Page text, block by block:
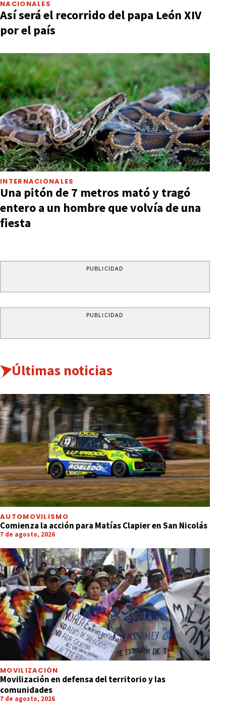
NACIONALES
Así será el recorrido del papa León XIV
por el país
INTERNACIONALES
Una pitón de 7 metros mató y tragó
entero a un hombre que volvía de una
fiesta
PUBLICIDAD
PUBLICIDAD
Últimas noticias
AUTOMOVILISMO
Comienza la acción para Matías Clapier en San Nicolás
7 de agosto, 2026
MOVILIZACIÓN
Movilización en defensa del territorio y las
comunidades
7 de agosto, 2026